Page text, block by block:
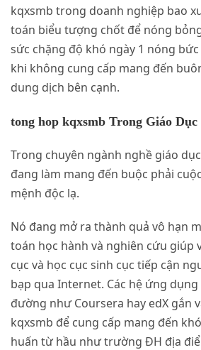
kqxsmb trong doanh nghiệp bao
toán biểu tượng chốt để nóng
sức chặng độ khó ngày 1 nóng
khi không cung cấp mang đến
dung dịch bên cạnh.
tong hop kqxsmb Trong Giáo Dục
Trong chuyên ngành nghề giáo
đang làm mang đến buộc phải
mệnh độc lạ.
Nó đang mở ra thành quả vô hạn
toán học hành và nghiên cứu giúp
cục và học cục sinh cục tiếp cận
bạp qua Internet. Các hệ ứng
đường như Coursera hay edX gắn
kqxsmb để cung cấp mang đến
huấn từ hầu như trường ĐH địa